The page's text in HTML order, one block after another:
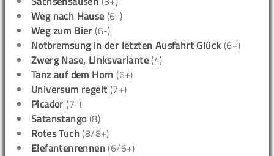
Weg nach Hause (6-)
Weg zum Bier (6-)
Notbremsung in der letzten Ausfahrt Glück (6+)
Zwerg Nase, Linksvariante (4)
Tanz auf dem Horn (6+)
Universum regelt (7+)
Picador (7-)
Satanstango(8)
Rotes Tuch (8/8+)
Elefantenrennen (6/6+)